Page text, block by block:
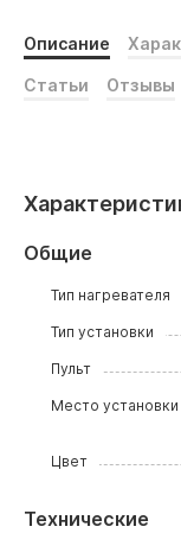
Описание
Статьи Отзывы
Общие
Тип нагревателя
Тип установки
Пульт
Место установки
Цвет
Технические